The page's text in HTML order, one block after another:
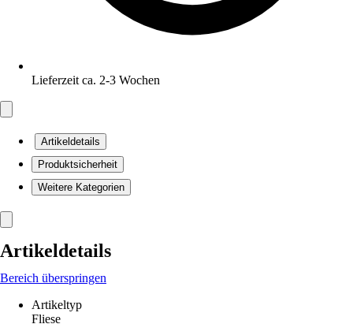
Lieferzeit ca. 2-3 Wochen
Artikeldetails
Produktsicherheit
Weitere Kategorien
Artikeldetails
Bereich überspringen
Artikeltyp
Fliese